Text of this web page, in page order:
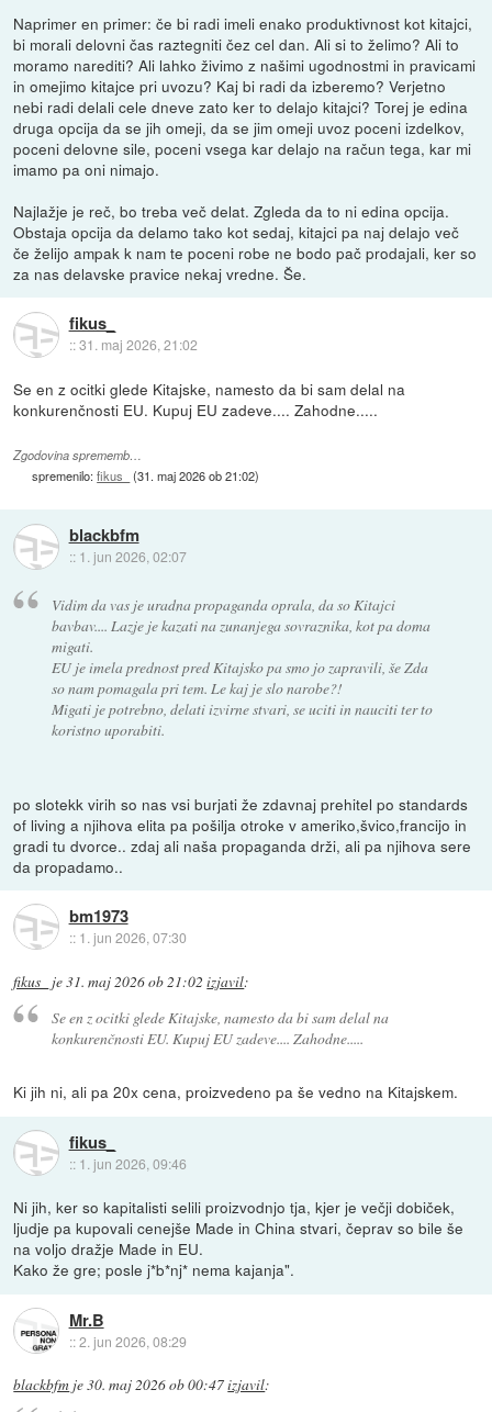
Naprimer en primer: če bi radi imeli enako produktivnost kot kitajci,
bi morali delovni čas raztegniti čez cel dan. Ali si to želimo? Ali to
moramo narediti? Ali lahko živimo z našimi ugodnostmi in pravicami
in omejimo kitajce pri uvozu? Kaj bi radi da izberemo? Verjetno
nebi radi delali cele dneve zato ker to delajo kitajci? Torej je edina
druga opcija da se jih omeji, da se jim omeji uvoz poceni izdelkov,
poceni delovne sile, poceni vsega kar delajo na račun tega, kar mi
imamo pa oni nimajo.
Najlažje je reč, bo treba več delat. Zgleda da to ni edina opcija.
Obstaja opcija da delamo tako kot sedaj, kitajci pa naj delajo več
če želijo ampak k nam te poceni robe ne bodo pač prodajali, ker so
za nas delavske pravice nekaj vredne. Še.
fikus_
::31. maj 2026, 21:02
Se en z ocitki glede Kitajske, namesto da bi sam delal na
konkurenčnosti EU. Kupuj EU zadeve.... Zahodne.....
Zgodovina sprememb…
spremenilo:fikus_ (31. maj 2026 ob 21:02)
blackbfm
:: 1. jun 2026, 02:07
Vidim da vas je uradna propaganda oprala, da so Kitajci
bavbav.... Lazje je kazati na zunanjega sovraznika, kot pa doma
migati.
EU je imela prednost pred Kitajsko pa smo jo zapravili, še Zda
so nam pomagala pri tem. Le kaj je slo narobe?!
Migati je potrebno, delati izvirne stvari, se uciti in nauciti ter to
koristno uporabiti.
po slotekk virih so nas vsi burjati že zdavnaj prehitel po standards
of living a njihova elita pa pošilja otroke v ameriko,švico,francijo in
gradi tu dvorce.. zdaj ali naša propaganda drži, ali pa njihova sere
da propadamo..
bm1973
:: 1. jun 2026, 07:30
fikus_ je31. maj 2026 ob 21:02 izjavil:
Se en z ocitki glede Kitajske, namesto da bi sam delal na
konkurenčnosti EU. Kupuj EU zadeve.... Zahodne.....
Ki jih ni, ali pa 20x cena, proizvedeno pa še vedno na Kitajskem.
fikus_
:: 1. jun 2026, 09:46
Ni jih, ker so kapitalisti selili proizvodnjo tja, kjer je večji dobiček,
ljudje pa kupovali cenejše Made in China stvari, čeprav so bile še
na voljo dražje Made in EU.
Kako že gre; posle j*b*nj* nema kajanja".
Mr.B
::2. jun 2026, 08:29
blackbfm je30. maj 2026 ob 00:47izjavil: